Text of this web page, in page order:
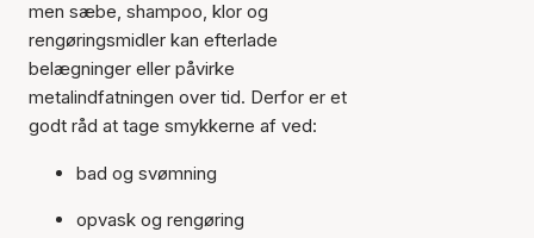
men sæbe, shampoo, klor og
rengøringsmidler kan efterlade
belægninger eller påvirke
metalindfatningen over tid. Derfor er et
godt råd at tage smykkerne af ved:
bad og svømning
opvask og rengøring